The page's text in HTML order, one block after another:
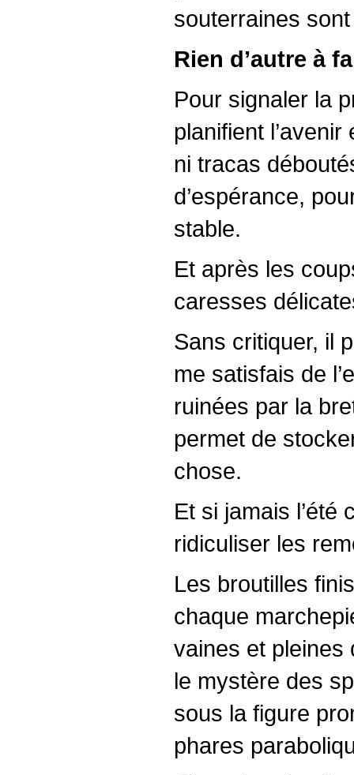
souterraines
Rien d’autre à
Pour signaler la
planifient
ni tracas
d’espérance,
stable.
Et après les
caresses
Sans critiquer, il
me satisfais de
ruinées par la
permet de
chose.
Et si jamais
ridiculiser les
Les broutilles
chaque
vaines et pleines
le mystère des
sous la figure
phares